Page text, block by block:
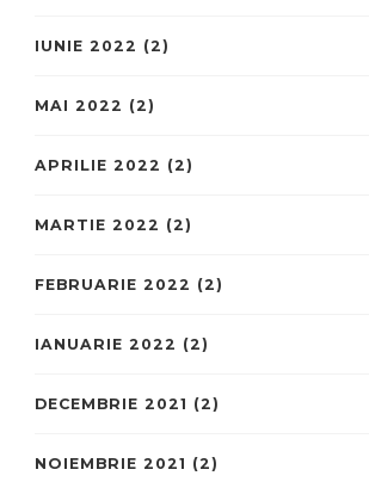
IUNIE 2022 (2)
MAI 2022 (2)
APRILIE 2022 (2)
MARTIE 2022 (2)
FEBRUARIE 2022 (2)
IANUARIE 2022 (2)
DECEMBRIE 2021 (2)
NOIEMBRIE 2021 (2)